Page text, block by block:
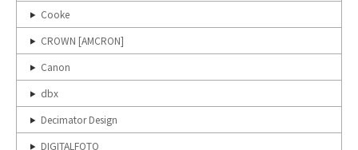
Cooke
CROWN [AMCRON]
Canon
dbx
Decimator Design
DIGITALFOTO